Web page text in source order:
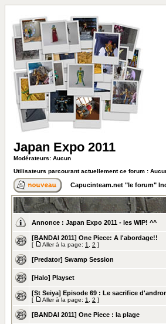
Japan Expo 2011
Modérateurs: Aucun
Utilisateurs parcourant actuellement ce forum :
Capucinteam.net "le forum"
Annonce : Japan Expo 2011 - les WIP! ^^
[BANDAI 2011] One Piece: A l'abordage!!
[ Aller à la page: 1 2 ]
[Predator] Swamp Session
[Halo] Playset
[St Seiya] Episode 69 : Le sacrifice
[ Aller à la page: 1 2 ]
[BANDAI 2011] One Piece : la plage